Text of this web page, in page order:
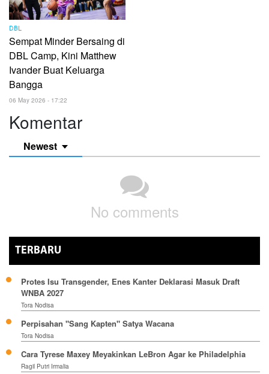
DBL
Sempat Minder Bersaing di
DBL Camp, Kini Matthew
Ivander Buat Keluarga
Bangga
06 May 2026 - 17:22
Komentar
Newest
No comments
TERBARU
Protes Isu Transgender, Enes Kanter Deklarasi Masuk Draft
WNBA 2027
Tora Nodisa
Perpisahan "Sang Kapten" Satya Wacana
Tora Nodisa
Cara Tyrese Maxey Meyakinkan LeBron Agar ke Philadelphia
Ragil Putri Irmalia